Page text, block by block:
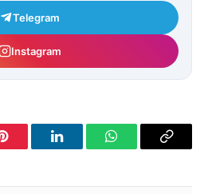
Telegram
Instagram
Pinterest LinkedInWhatsAppCopy